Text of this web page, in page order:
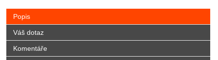
Popis
Váš dotaz
Komentáře